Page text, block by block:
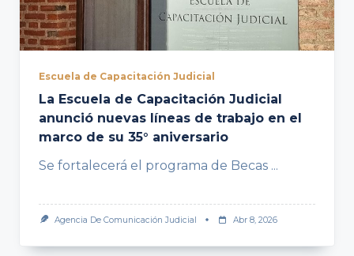
Escuela de Capacitación Judicial
La Escuela de Capacitación Judicial
anunció nuevas líneas de trabajo en el
marco de su 35° aniversario
Se fortalecerá el programa de Becas ...
Agencia De Comunicación Judicial Abr 8, 2026